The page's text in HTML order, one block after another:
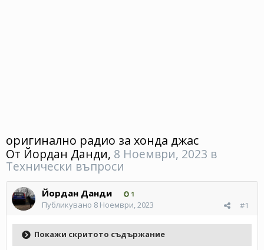
оригинално радио за хонда джас
От Йордан Данди, 8 Ноември, 2023 в
Технически въпроси
Йордан Данди 1
#1
Публикувано 8 Ноември, 2023
Покажи скритото съдържание